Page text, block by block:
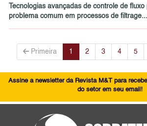
Tecnologias avançadas de controle de
problema comum em processos de filtrage...
Primeira 1 2 3 4 5
Assine a newsletter da Revista M&T para
do setor em seu email!